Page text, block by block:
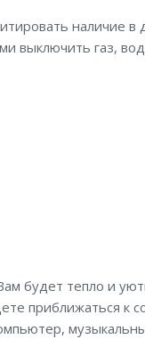
наличие
выключить газ,
будет тепло и
приближаться к